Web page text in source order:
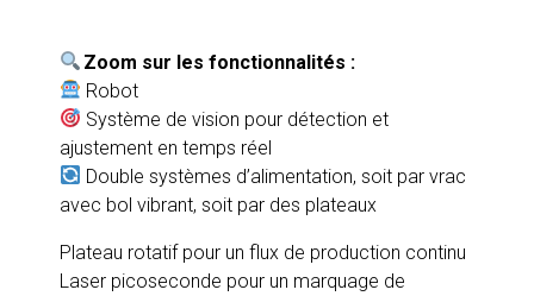
Zoom sur les fonctionnalités :
Robot
Système de vision pour détection et
ajustement en temps réel
Double systèmes d’alimentation, soit par vrac
avec bol vibrant, soit par des plateaux
Plateau rotatif pour un flux de production continu
Laser picoseconde pour un marquage de